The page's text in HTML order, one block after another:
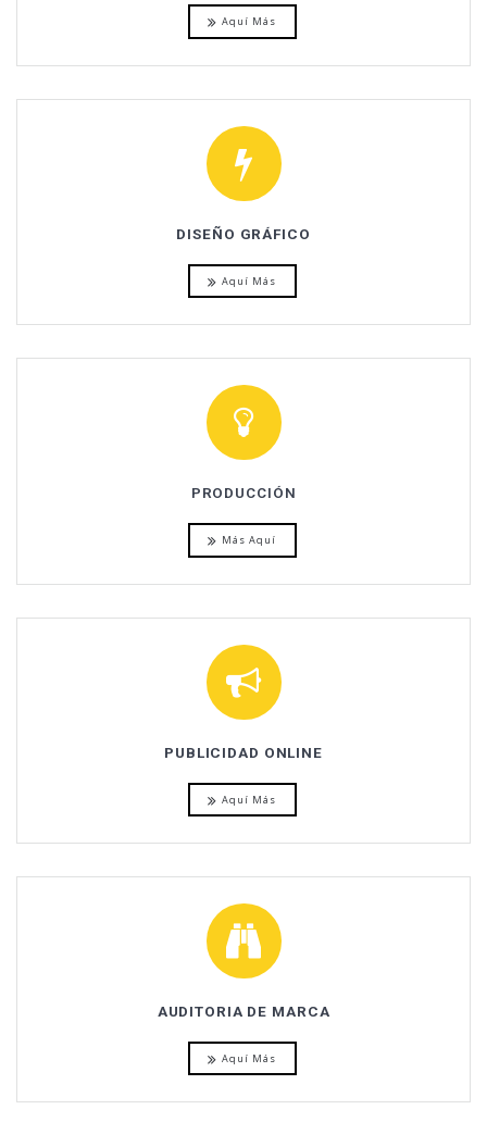
Aquí Más
DISEÑO GRÁFICO
Aquí Más
PRODUCCIÓN
Más Aquí
PUBLICIDAD ONLINE
Aquí Más
AUDITORIA DE MARCA
Aquí Más